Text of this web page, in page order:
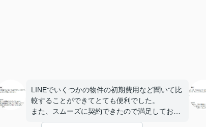
LINEでいくつかの物件の初期費用など聞いて比
較することができてとても便利でした。
また、スムーズに契約できたので満足しており
ます。